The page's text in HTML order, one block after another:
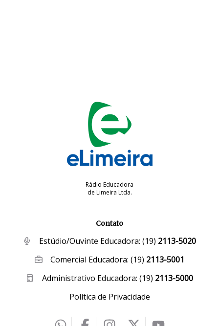
Rádio Educadora
de Limeira Ltda.
Contato
Estúdio/Ouvinte Educadora: (19) 2113-5020
Comercial Educadora:(19) 2113-5001
Administrativo Educadora: (19) 2113-5000
Política de Privacidade